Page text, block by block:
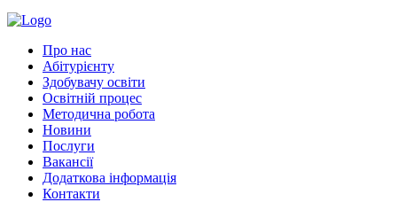
Про нас
Абітурієнту
Здобувачу освіти
Освітній процес
Методична робота
Новини
Послуги
Вакансії
Додаткова інформація
Контакти